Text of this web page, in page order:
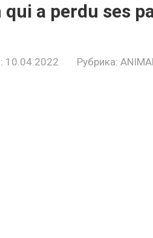
qui a perdu ses
10.04.2022 Рубрика: